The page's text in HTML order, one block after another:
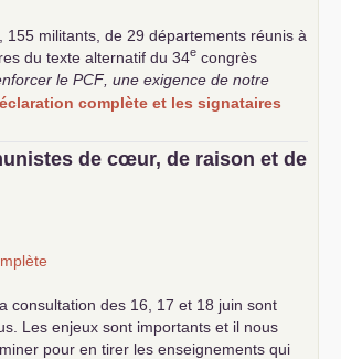
155 militants, de 29 départements réunis à
du texte alternatif du 34e congrès
le PCF , une exigence de notre
complète et les signataires
de cœur, de raison et de
consultation des 16, 17 et 18 juin sont
Les enjeux sont importants et il nous
pour en tirer les enseignements qui